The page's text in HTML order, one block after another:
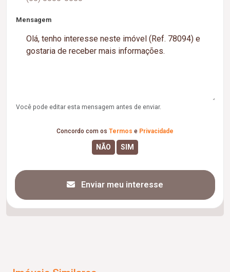
Mensagem
Você pode editar esta mensagem antes de enviar.
Concordo com os Termos e Privacidade
Enviar meu interesse